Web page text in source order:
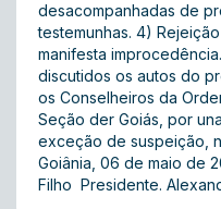
desacompanhadas de
testemunhas. 4)
manifesta
discutidos os autos do
os Conselheiros da
Seção der Goiás, por
exceção de suspeição,
Goiânia, 06 de maio de
Filho  Presidente.